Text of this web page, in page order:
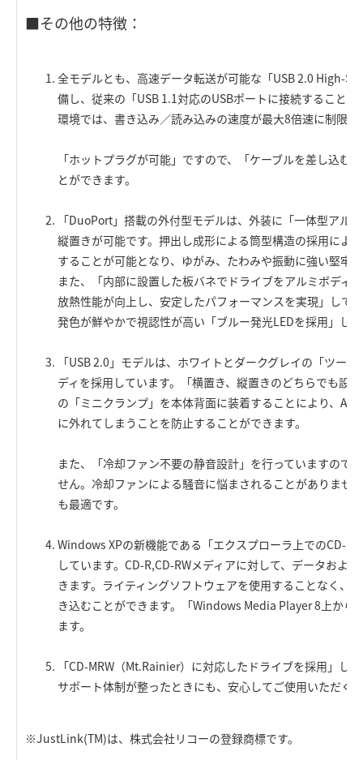
■その他の特徴：
全モデルとも、高速データ転送が可能な「USB 2.0 High-
備し、従来の「USB 1.1対応のUSBポートに接続すること
環境では、書き込み／読み込みの速度が最大8倍速に制限さ
「ホットプラグが可能」ですので、「ケーブルを差し込む
とができます。
「DuoPort」搭載の外付型モデルは、外装に「一体型アル
縦置きが可能です。押出し成形による筒型構造の採用によ
することが可能となり、ゆがみ、たわみや振動に強い堅牢
また、「内部に設置した板バネでドライブをアルミボディ
放熱性能が向上し、安定したパフォーマンスを実現」して
発色が鮮やかで視認性が高い「ブルー発光LEDを採用」し
「USB 2.0」モデルは、ホワイトとダークグレイの「ツー
ディを採用しています。「横置き、縦置きのどちらでも設
の「ミニクランプ」を本体背面に装着することにより、AC
に外れてしまうことを防止することができます。
また、「冷却ファン不要の静音設計」を行っていますので
せん。冷却ファンによる騒音に悩まされることがありませ
も最適です。
Windows XPの新機能である「エクスプローラ上でのCD-
しています。CD-R,CD-RWメディアに対して、データおよ
きます。ライティングソフトウェアを使用することなく、
き込むことができます。「Windows Media Player 8上から
ます。
「CD-MRW（Mt.Rainier）に対応したドライブを採用」し
サポート体制が整ったときにも、安心してご使用いただく
※JustLink(TM)は、株式会社リコーの登録商標です。